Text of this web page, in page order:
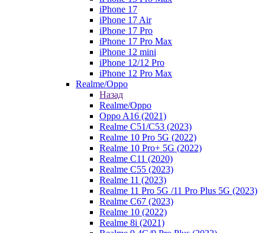
iPhone 17
iPhone 17 Air
iPhone 17 Pro
iPhone 17 Pro Max
iPhone 12 mini
iPhone 12/12 Pro
iPhone 12 Pro Max
Realme/Oppo
Назад
Realme/Oppo
Oppo A16 (2021)
Realme C51/C53 (2023)
Realme 10 Pro 5G (2022)
Realme 10 Pro+ 5G (2022)
Realme C11 (2020)
Realme C55 (2023)
Realme 11 (2023)
Realme 11 Pro 5G /11 Pro Plus 5G (2023)
Realme C67 (2023)
Realme 10 (2022)
Realme 8i (2021)